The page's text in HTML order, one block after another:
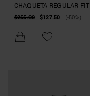
CHAQUETA REGULAR
PIEL SINTÉTICA DE ANTE
$255.00 $127.50 (-50%)